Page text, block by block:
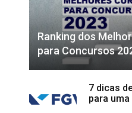
Ranking dos
para Concursos
7 dicas
para uma